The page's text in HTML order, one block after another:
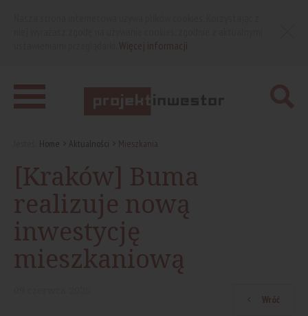
Home Aktualności Mieszkania
[Kraków] Buma
realizuje nową
inwestycję
mieszkaniową
Wróć